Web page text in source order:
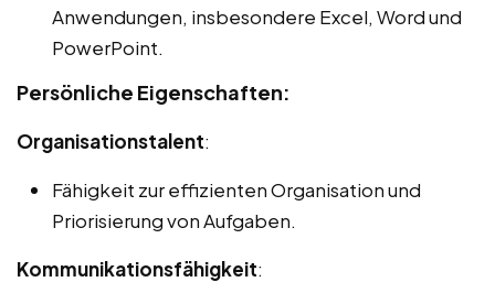
Anwendungen, insbesondere Excel, Word und
PowerPoint.
Persönliche Eigenschaften:
Organisationstalent:
Fähigkeit zur effizienten Organisation und
Priorisierung von Aufgaben.
Kommunikationsfähigkeit: